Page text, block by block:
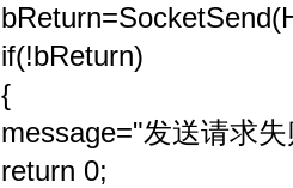
if(!bReturn)
{
message="发送请求
return 0;